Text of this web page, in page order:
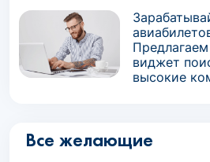
виджет
высокие
Все желающие